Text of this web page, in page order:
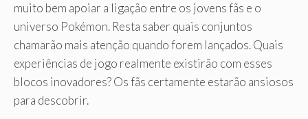
muito bem apoiar a ligação entre os jovens fãs e o
universo Pokémon. Resta saber quais conjuntos
chamarão mais atenção quando forem lançados. Quais
experiências de jogo realmente existirão com esses
blocos inovadores? Os fãs certamente estarão ansiosos
para descobrir.